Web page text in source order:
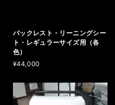
バックレスト・リーニングシー
ト・レギュラーサイズ用（各
色）
¥44,000